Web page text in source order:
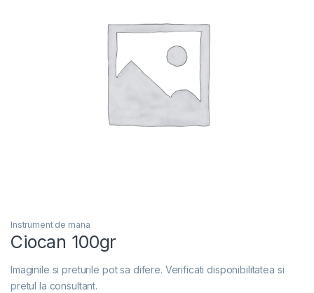
Instrument de mana
Ciocan 100gr
Imaginile si preturile pot sa difere. Verificati disponibilitatea si
pretul la consultant.